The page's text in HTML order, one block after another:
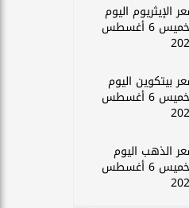
الإيثريوم اليوم
الخميس 6 أغسطس
بيتكوين اليوم
الخميس 6 أغسطس
الذهب اليوم
الخميس 6 أغسطس